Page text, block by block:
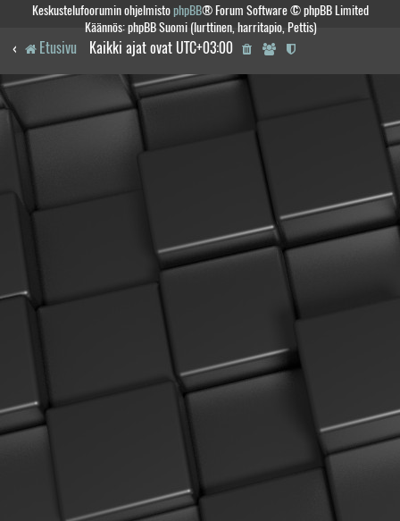
Keskustelufoorumin ohjelmistophpBB® Forum Software © phpBB Limited
Käännös: phpBB Suomi (lurttinen, harritapio, Pettis)
Etusivu Kaikki ajat ovat UTC+03:00